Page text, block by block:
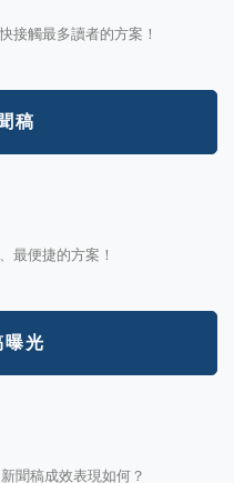
接觸最多讀者的方案！
稿
最便捷的方案！
光
聞稿成效表現如何？